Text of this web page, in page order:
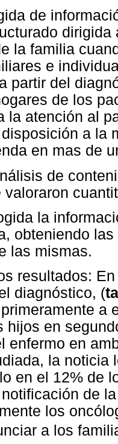
de
la familia
e
partir del
de los
la atención al
a la
en mas de
de
valoraron
la
obteniendo
las mismas.
resultados:
diagnóstico, (
a
hijos en
enfermo en
la noticia
en el 12% de
de
los
a los